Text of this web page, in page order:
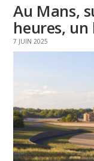
Au Mans,
heures, un
7 JUIN 2025